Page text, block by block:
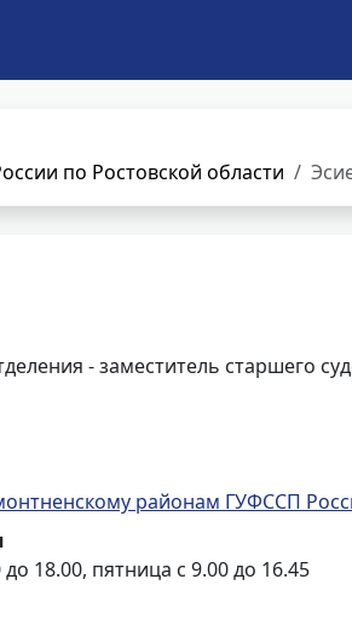
по Ростовской области
- заместитель старшего
районам ГУФССП
18.00, пятница с 9.00 до 16.45